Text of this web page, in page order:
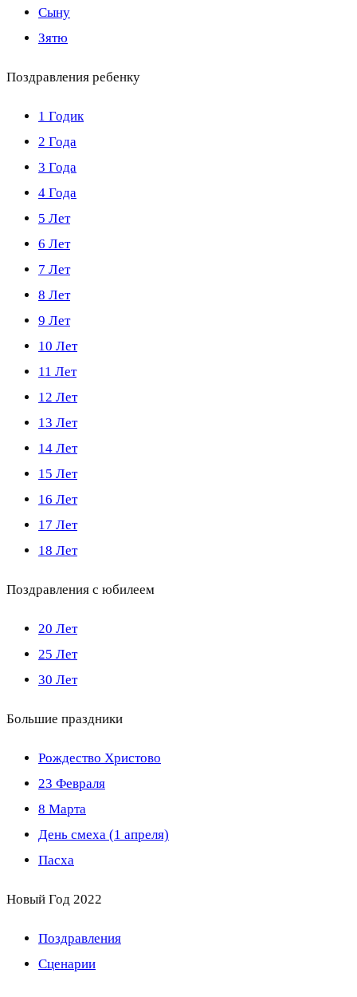
Сыну
Зятю
Поздравления ребенку
1 Годик
2 Года
3 Года
4 Года
5 Лет
6 Лет
7 Лет
8 Лет
9 Лет
10 Лет
11 Лет
12 Лет
13 Лет
14 Лет
15 Лет
16 Лет
17 Лет
18 Лет
Поздравления с юбилеем
20 Лет
25 Лет
30 Лет
Большие праздники
Рождество Христово
23 Февраля
8 Марта
День смеха (1 апреля)
Пасха
Новый Год 2022
Поздравления
Сценарии